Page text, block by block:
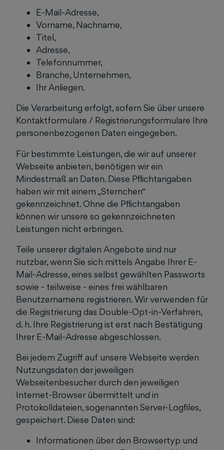
E-Mail-Adresse,
Vorname, Nachname,
Titel,
Adresse,
Telefonnummer,
Branche, Unternehmen,
Ihr Anliegen.
Die Verarbeitung erfolgt, sofern Sie über unsere
Kontaktformulare / Registrierungsformulare Ihre
personenbezogenen Daten eingegeben.
Für bestimmte Leistungen, die wir auf unserer
Webseite anbieten, benötigen wir ein
Mindestmaß an Daten. Diese Pflichtangaben
haben wir mit einem „Sternchen“
gekennzeichnet. Ohne die Pflichtangaben
können wir unsere so gekennzeichneten
Leistungen nicht erbringen.
Teile unserer digitalen Angebote sind nur
nutzbar, wenn Sie sich mittels Angabe Ihrer E-
Mail-Adresse, eines selbst gewählten Passworts
sowie - teilweise - eines frei wählbaren
Benutzernamens registrieren. Wir verwenden für
die Registrierung das Double-Opt-in-Verfahren,
d. h. Ihre Registrierung ist erst nach Bestätigung
Ihrer E-Mail-Adresse abgeschlossen.
Bei jedem Zugriff auf unsere Webseite werden
Nutzungsdaten der jeweiligen
Webseitenbesucher durch den jeweiligen
Internet-Browser übermittelt und in
Protokolldateien, sogenannten Server-Logfiles,
gespeichert. Diese Daten sind:
Informationen über den Browsertyp und